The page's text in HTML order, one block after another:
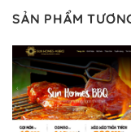
trang web
Dễ dàng lựa chọn
– Bảo mật cực tốt
Vì WordPress
SẢN PHẨM